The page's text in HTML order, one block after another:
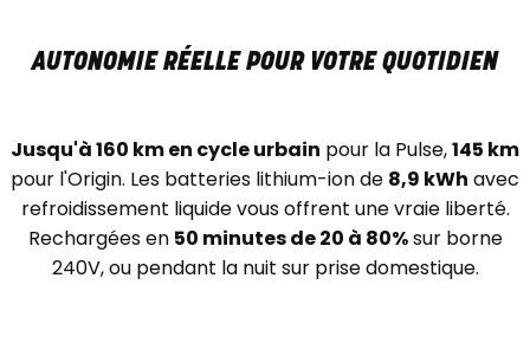
AUTONOMIE RÉELLE POUR VOTRE QUOTIDIEN
Jusqu'à 160 km en cycle urbain pour la Pulse,145 km
pour l'Origin. Les batteries lithium-ion de 8,9 kWh avec
refroidissement liquide vous offrent une vraie liberté.
Rechargées en 50 minutes de 20 à 80%sur borne
240V, ou pendant la nuit sur prise domestique.